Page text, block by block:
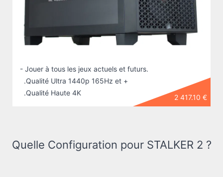
Quelle Configuration pour STALKER 2 ?
2 417.10 €
- Jouer à tous les jeux actuels et futurs.
.Qualité Ultra 1440p 165Hz et +
.Qualité Haute 4K